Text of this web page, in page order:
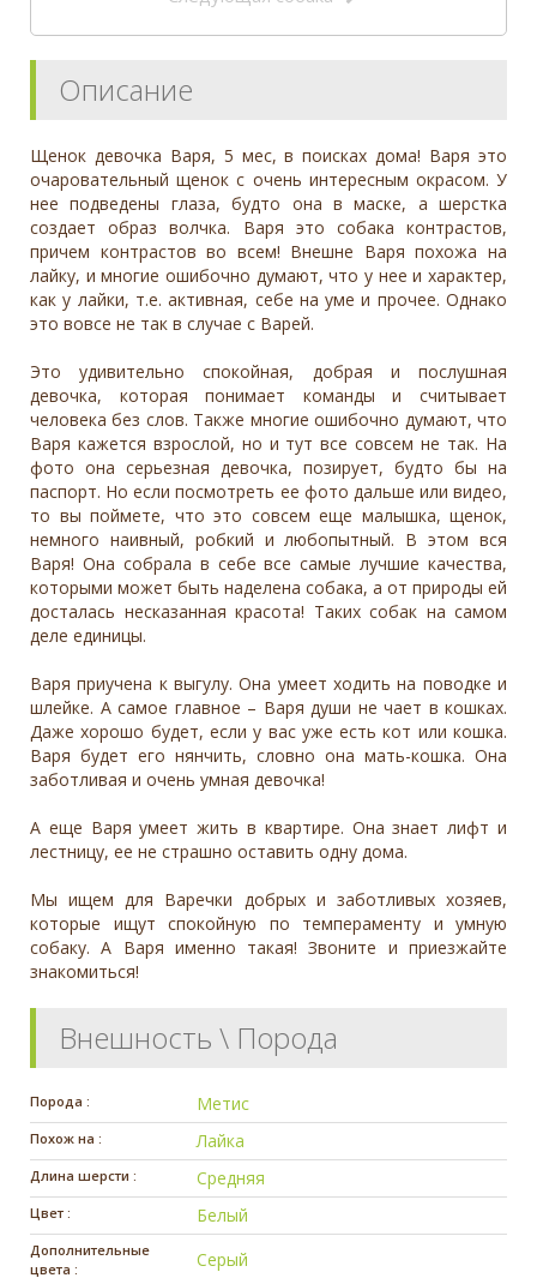
Описание
Щенок девочка Варя, 5 мес, в поисках дома! Варя это
очаровательный щенок с очень интересным окрасом. У
нее подведены глаза, будто она в маске, а шерстка
создает образ волчка. Варя это собака контрастов,
причем контрастов во всем! Внешне Варя похожа на
лайку, и многие ошибочно думают, что у нее и характер,
как у лайки, т.е. активная, себе на уме и прочее. Однако
это вовсе не так в случае с Варей.
Это удивительно спокойная, добрая и послушная
девочка, которая понимает команды и считывает
человека без слов. Также многие ошибочно думают, что
Варя кажется взрослой, но и тут все совсем не так. На
фото она серьезная девочка, позирует, будто бы на
паспорт. Но если посмотреть ее фото дальше или видео,
то вы поймете, что это совсем еще малышка, щенок,
немного наивный, робкий и любопытный. В этом вся
Варя! Она собрала в себе все самые лучшие качества,
которыми может быть наделена собака, а от природы ей
досталась несказанная красота! Таких собак на самом
деле единицы.
Варя приучена к выгулу. Она умеет ходить на поводке и
шлейке. А самое главное – Варя души не чает в кошках.
Даже хорошо будет, если у вас уже есть кот или кошка.
Варя будет его нянчить, словно она мать-кошка. Она
заботливая и очень умная девочка!
А еще Варя умеет жить в квартире. Она знает лифт и
лестницу, ее не страшно оставить одну дома.
Мы ищем для Варечки добрых и заботливых хозяев,
которые ищут спокойную по темпераменту и умную
собаку. А Варя именно такая! Звоните и приезжайте
знакомиться!
Внешность \ Порода
Порода : Метис
Похож на : Лайка
Длина шерсти : Средняя
Цвет : Белый
Дополнительные
цвета :
Серый